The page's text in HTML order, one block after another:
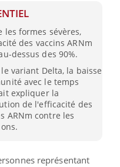
les formes sévères,
des vaccins ARNm
dessus des 90%.
variant Delta, la baisse
avec le temps
expliquer la
de l'efficacité des
ARNm contre les
représentant